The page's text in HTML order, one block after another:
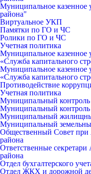
Муниципальное
района"
Виртуальное УКП
Памятки по ГО и ЧС
Ролики по ГО и ЧС
Учетная политика
Муниципальное казенное
«Служба капитального
Муниципальное казенное
«Служба капитального
Противодействие
Учетная политика
Муниципальный контроль
Муниципальный контроль
Муниципальный
Муниципальный
Общественный Совет при
района
Ответственные
района
Отдел бухгалтерского
Отдел ЖКХ и дорожной